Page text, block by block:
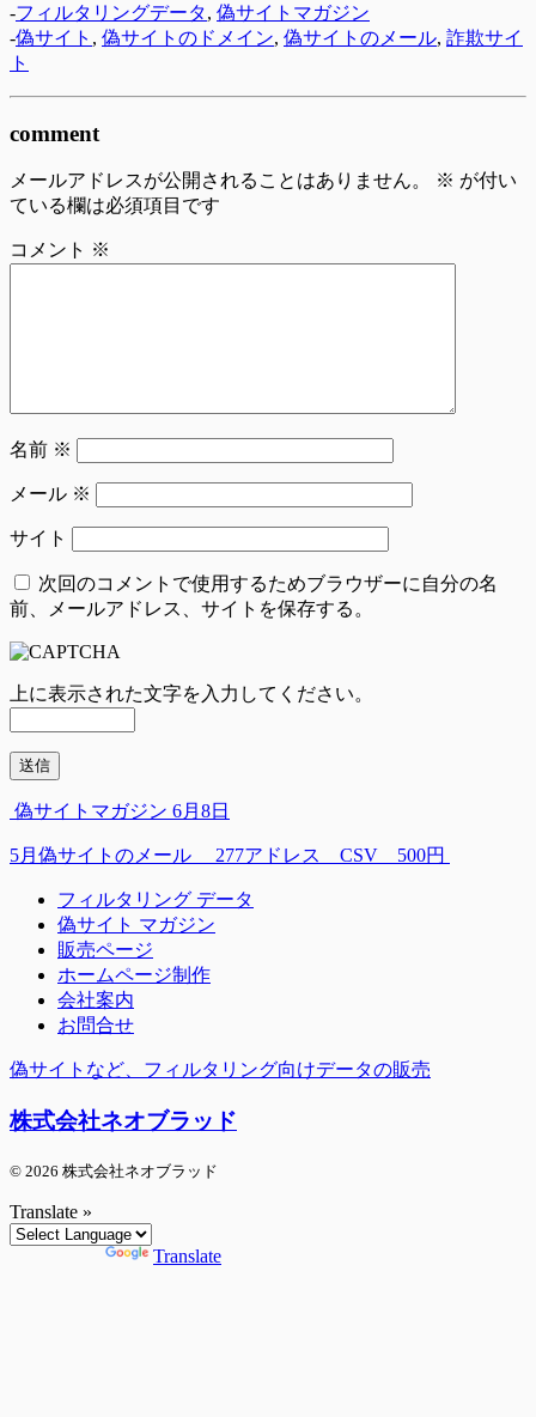
-フィルタリングデータ, 偽サイトマガジン
-偽サイト , 偽サイトのドメイン, 偽サイトのメール, 詐欺サイ
ト
comment
メールアドレスが公開されることはありません。 ※ が付い
ている欄は必須項目です
コメント ※
名前 ※
メール ※
サイト
次回のコメントで使用するためブラウザーに自分の名
前、メールアドレス、サイトを保存する。
上に表示された文字を入力してください。
偽サイトマガジン 6月8日
5月偽サイトのメール 277アドレス CSV 500円
フィルタリング データ
偽サイト マガジン
販売ページ
ホームページ制作
会社案内
お問合せ
偽サイトなど、フィルタリング向けデータの販売
株式会社ネオブラッド
© 2026 株式会社ネオブラッド
Translate »
Translate